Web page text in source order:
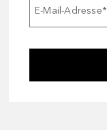
E-Mail-Adresse*